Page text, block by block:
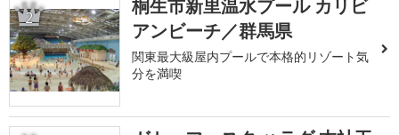
2
桐生市新里温水プール カリビ
アンビーチ／群馬県
関東最大級屋内プールで本格的リゾート気
分を満喫